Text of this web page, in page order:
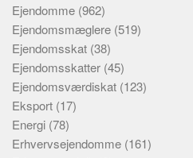
Ejendomme (962)
Ejendomsmæglere (519)
Ejendomsskat (38)
Ejendomsskatter (45)
Ejendomsværdiskat (123)
Eksport (17)
Energi (78)
Erhvervsejendomme (161)